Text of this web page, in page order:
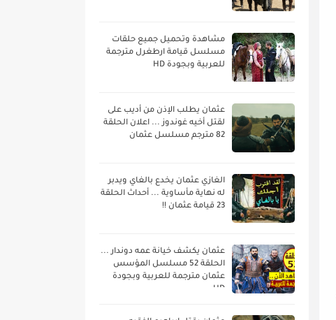
مشاهدة وتحميل جميع حلقات
مسلسل قيامة ارطغرل مترجمة
للعربية وبجودة HD
عثمان يطلب الإذن من أديب على
لقتل أخيه غوندوز ... اعلان الحلقة
82 مترجم مسلسل عثمان
الغازي عثمان يخدع بالغاي ويدبر
له نهاية مأساوية ... أحداث الحلقة
23 قيامة عثمان !!
عثمان يكشف خيانة عمه دوندار ...
الحلقة 52 مسلسل المؤسس
عثمان مترجمة للعربية وبجودة
HD